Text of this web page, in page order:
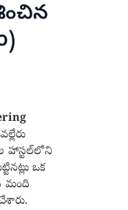
హాస్టల్‌లోని
ఒక
మంది